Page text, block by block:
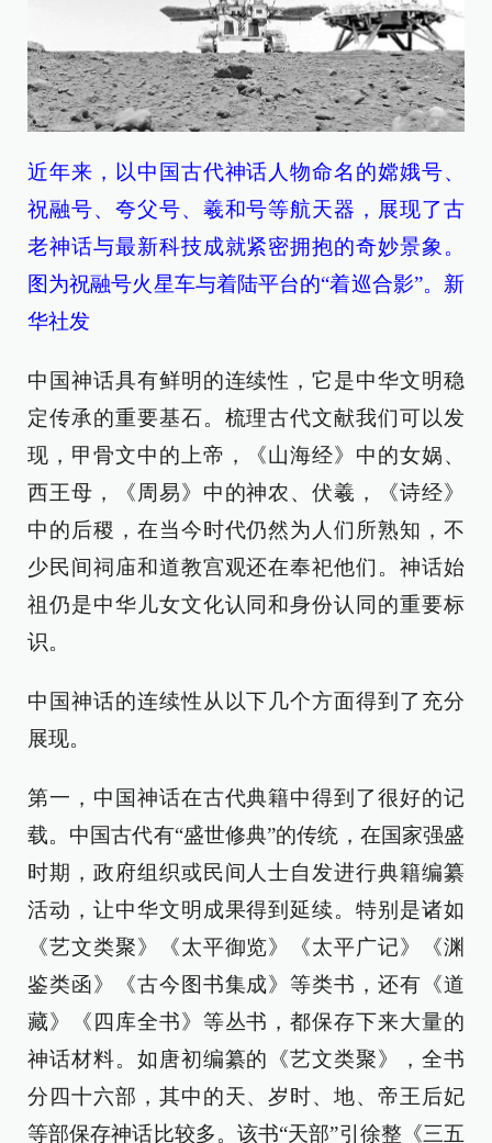
近年来，以中国古代神话人物命名的嫦娥号、
祝融号、夸父号、羲和号等航天器，展现了古
老神话与最新科技成就紧密拥抱的奇妙景象。
图为祝融号火星车与着陆平台的“着巡合影”。新
华社发
中国神话具有鲜明的连续性，它是中华文明稳
定传承的重要基石。梳理古代文献我们可以发
现，甲骨文中的上帝，《山海经》中的女娲、
西王母，《周易》中的神农、伏羲，《诗经》
中的后稷，在当今时代仍然为人们所熟知，不
少民间祠庙和道教宫观还在奉祀他们。神话始
祖仍是中华儿女文化认同和身份认同的重要标
识。
中国神话的连续性从以下几个方面得到了充分
展现。
第一，中国神话在古代典籍中得到了很好的记
载。中国古代有“盛世修典”的传统，在国家强盛
时期，政府组织或民间人士自发进行典籍编纂
活动，让中华文明成果得到延续。特别是诸如
《艺文类聚》《太平御览》《太平广记》《渊
鉴类函》《古今图书集成》等类书，还有《道
藏》《四库全书》等丛书，都保存下来大量的
神话材料。如唐初编纂的《艺文类聚》，全书
分四十六部，其中的天、岁时、地、帝王后妃
等部保存神话比较多。该书“天部”引徐整《三五